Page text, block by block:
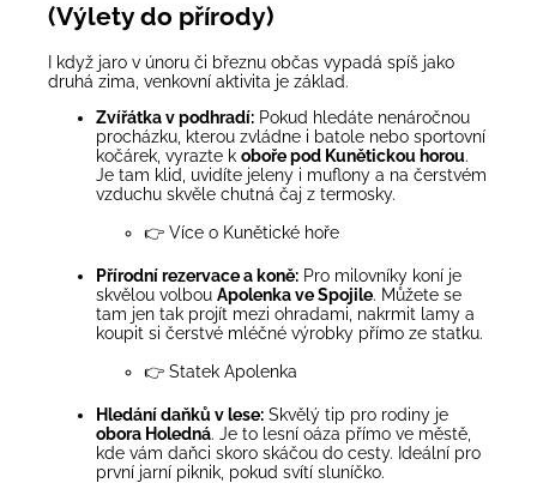
(Výlety do přírody)
I když jaro v únoru či březnu občas vypadá spíš jako
druhá zima, venkovní aktivita je základ.
Zvířátka v podhradí: Pokud hledáte nenáročnou
procházku, kterou zvládne i batole nebo sportovní
kočárek, vyrazte k oboře pod Kunětickou horou.
Je tam klid, uvidíte jeleny i muflony a na čerstvém
vzduchu skvěle chutná čaj z termosky.
👉 Více o Kunětické hoře
Přírodní rezervace a koně: Pro milovníky koní je
skvělou volbou Apolenka ve Spojile. Můžete se
tam jen tak projít mezi ohradami, nakrmit lamy a
koupit si čerstvé mléčné výrobky přímo ze statku.
👉 Statek Apolenka
Hledání daňků v lese: Skvělý tip pro rodiny je
obora Holedná. Je to lesní oáza přímo ve městě,
kde vám daňci skoro skáčou do cesty. Ideální pro
první jarní piknik, pokud svítí sluníčko.